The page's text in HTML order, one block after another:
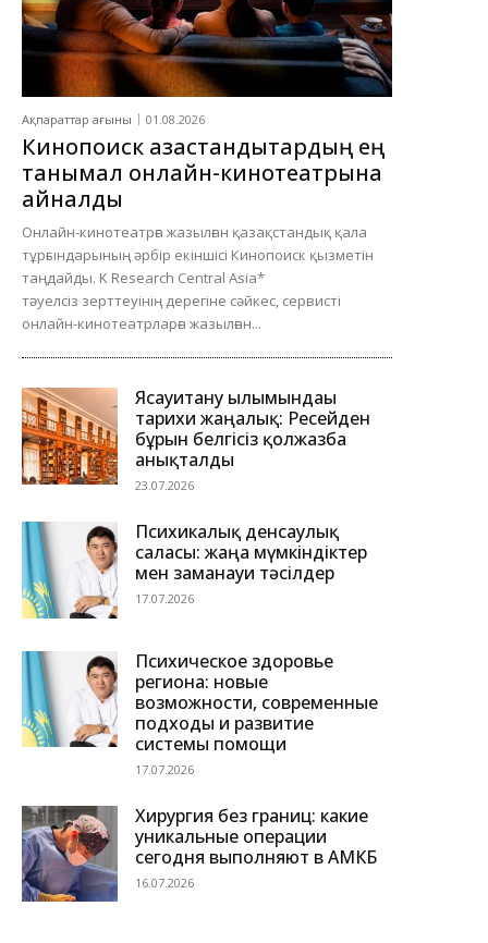
Ақпараттар ағыны 01.08.2026
Кинопоиск қазақстандықтардың ең
танымал онлайн-кинотеатрына
айналды
Онлайн-кинотеатрға жазылған қазақстандық қала
тұрғындарының әрбір екіншісі Кинопоиск қызметін
таңдайды. K Research Central Asia*
тәуелсіз зерттеуінің дерегіне сәйкес, сервисті
онлайн-кинотеатрларға жазылған...
Ясауитану ғылымындағы
тарихи жаңалық: Ресейден
бұрын белгісіз қолжазба
анықталды
23.07.2026
Психикалық денсаулық
саласы: жаңа мүмкіндіктер
мен заманауи тәсілдер
17.07.2026
Психическое здоровье
региона: новые
возможности, современные
подходы и развитие
системы помощи
17.07.2026
Хирургия без границ: какие
уникальные операции
сегодня выполняют в АМКБ
16.07.2026